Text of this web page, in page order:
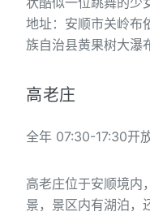
地址：安顺市关岭布
族自治县黄果树大瀑
高老庄
全年 07:30-17:30开
高老庄位于安顺境内
景，景区内有湖泊，